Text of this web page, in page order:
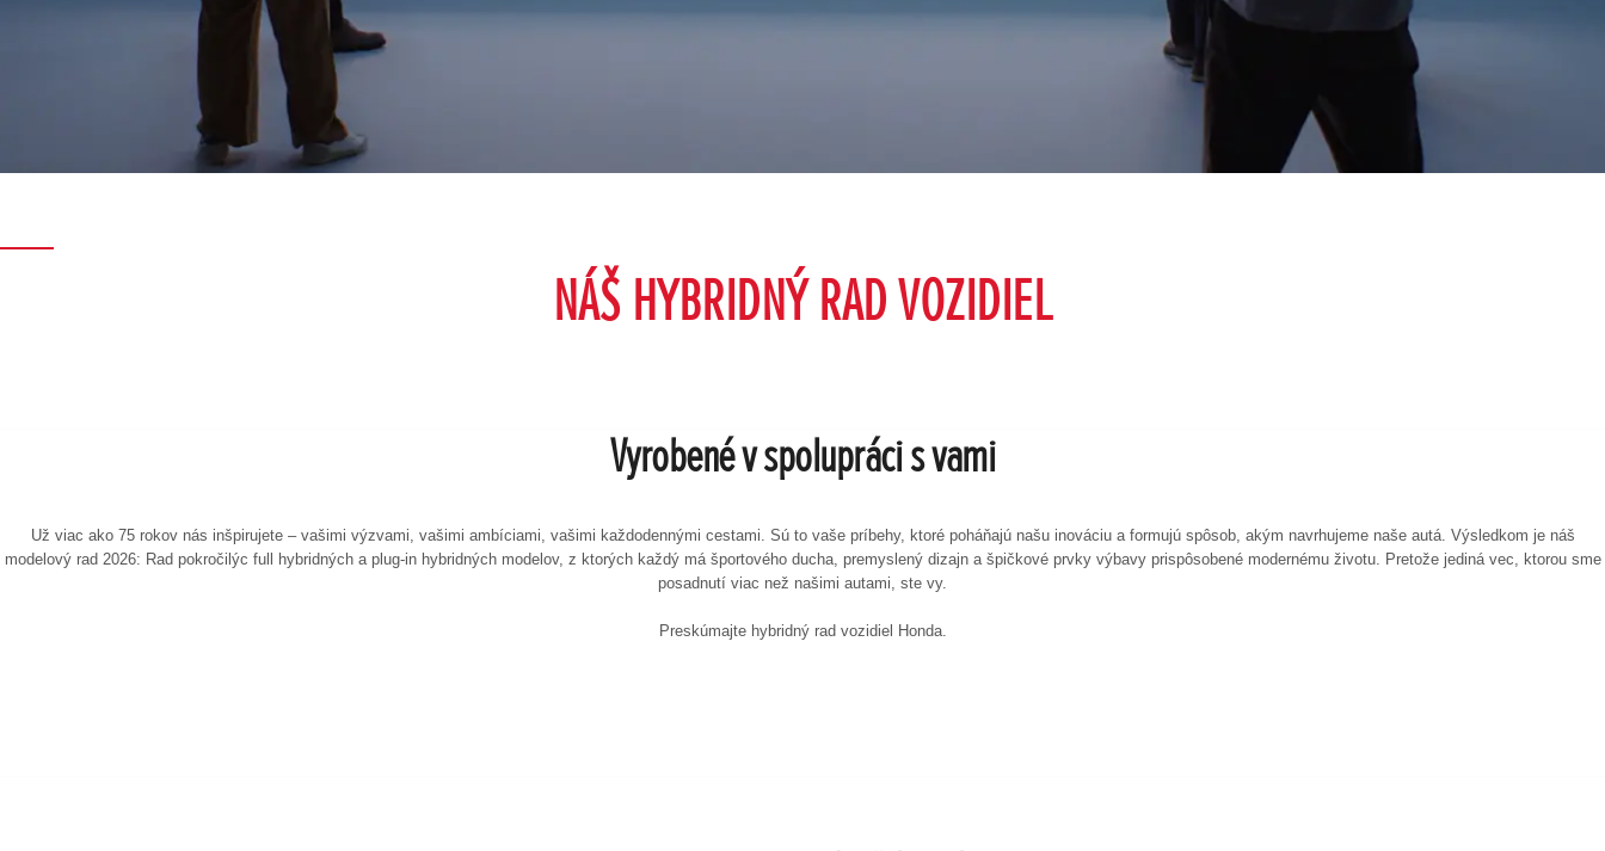
NÁŠ HYBRIDNÝ RAD VOZIDIEL
Vyrobené v spolupráci s vami
Už viac ako 75 rokov nás inšpirujete – vašimi výzvami, vašimi ambíciami, vašimi každodennými cestami. Sú to vaše príbehy, ktoré poháňajú našu inováciu a formujú spôsob, akým navrhujeme naše autá. Výsledkom je náš
modelový rad 2026: Rad pokročilýc full hybridných a plug-in hybridných modelov, z ktorých každý má športového ducha, premyslený dizajn a špičkové prvky výbavy prispôsobené modernému životu. Pretože jediná vec, ktorou sme
posadnutí viac než našimi autami, ste vy.
Preskúmajte hybridný rad vozidiel Honda.